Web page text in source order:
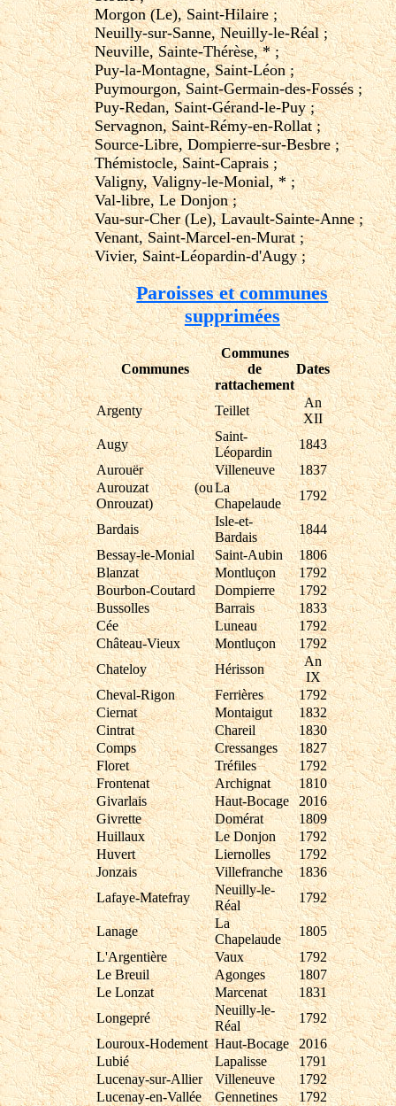
Morgon (Le), Saint-Hilaire ;
Neuilly-sur-Sanne, Neuilly-le-Réal ;
Neuville, Sainte-Thérèse, * ;
Puy-la-Montagne, Saint-Léon ;
Puymourgon, Saint-Germain-des-Fossés ;
Puy-Redan, Saint-Gérand-le-Puy ;
Servagnon, Saint-Rémy-en-Rollat ;
Source-Libre, Dompierre-sur-Besbre ;
Thémistocle, Saint-Caprais ;
Valigny, Valigny-le-Monial, * ;
Val-libre, Le Donjon ;
Vau-sur-Cher (Le), Lavault-Sainte-Anne ;
Venant, Saint-Marcel-en-Murat ;
Vivier, Saint-Léopardin-d'Augy ;
Paroisses et communes
supprimées
Communes
Communes
de
rattachement
Dates
Argenty Teillet
An
XII
Augy
Saint-
Léopardin
1843
Aurouër
Villeneuve
1837
Aurouzat (ou
Onrouzat)
La
Chapelaude
1792
Bardais
Isle-et-
Bardais
1844
Bessay-le-Monial
Saint-Aubin
1806
Blanzat
Montluçon
1792
Bourbon-Coutard
Dompierre
1792
Bussolles
Barrais
1833
Cée
Luneau
1792
Château-Vieux
Montluçon
1792
Chateloy
Hérisson
An
IX
Cheval-Rigon
Ferrières
1792
Ciernat
Montaigut
1832
Cintrat
Chareil
1830
Comps
Cressanges
1827
Floret
Tréfiles
1792
Frontenat
Archignat
1810
Givarlais
Haut-Bocage
2016
Givrette
Domérat
1809
Huillaux
Le Donjon
1792
Huvert
Liernolles
1792
Jonzais
Villefranche
1836
Lafaye-Matefray
Neuilly-le-
Réal
1792
Lanage
La
Chapelaude
1805
L'Argentière
Vaux
1792
Le Breuil
Agonges
1807
Le Lonzat
Marcenat
1831
Longepré
Neuilly-le-
Réal
1792
Louroux-Hodement Haut-Bocage
2016
Lubié
Lapalisse
1791
Lucenay-sur-Allier
Villeneuve
1792
Lucenay-en-Vallée
Gennetines
1792